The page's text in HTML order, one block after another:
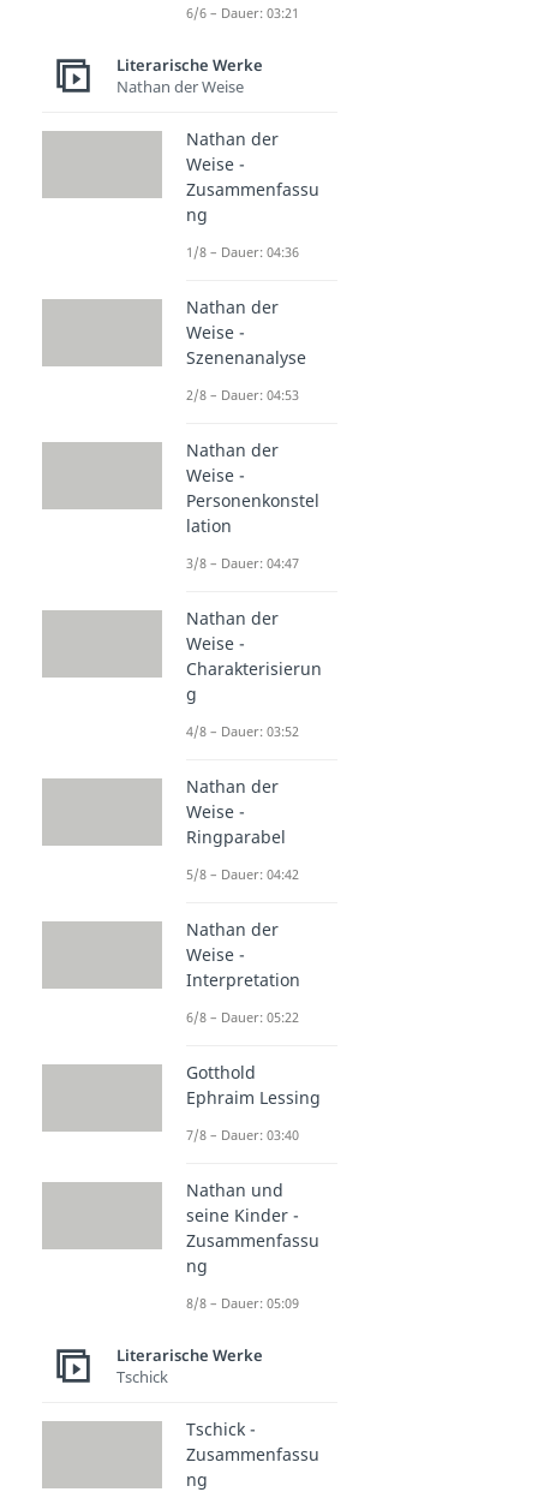
6/6 – Dauer: 03:21
Literarische Werke
Nathan der Weise
Nathan der
Weise -
Zusammenfassu
ng
1/8 – Dauer: 04:36
Nathan der
Weise -
Szenenanalyse
2/8 – Dauer: 04:53
Nathan der
Weise -
Personenkonstel
lation
3/8 – Dauer: 04:47
Nathan der
Weise -
Charakterisierun
g
4/8 – Dauer: 03:52
Nathan der
Weise -
Ringparabel
5/8 – Dauer: 04:42
Nathan der
Weise -
Interpretation
6/8 – Dauer: 05:22
Gotthold
Ephraim Lessing
7/8 – Dauer: 03:40
Nathan und
seine Kinder -
Zusammenfassu
ng
8/8 – Dauer: 05:09
Literarische Werke
Tschick
Tschick -
Zusammenfassu
ng